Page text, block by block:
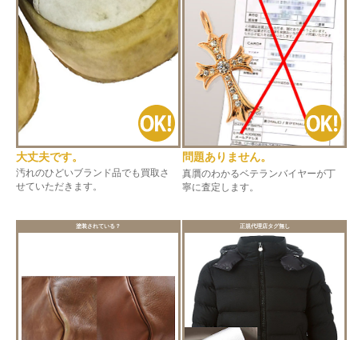
大丈夫です。
汚れのひどいブランド品でも買取さ
せていただきます。
問題ありません。
真贋のわかるベテランバイヤーが丁
寧に査定します。
塗装されている？ 正規代理店タグ無し